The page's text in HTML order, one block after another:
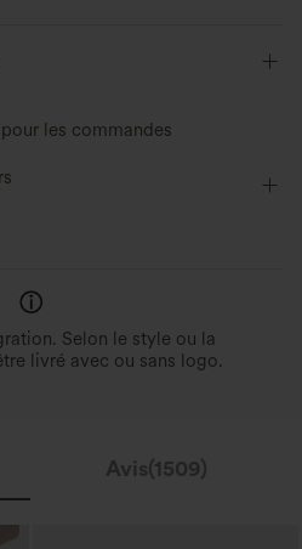
quatre directions
les commandes
Selon le style ou la
livré avec ou sans logo.
Avis(1509)